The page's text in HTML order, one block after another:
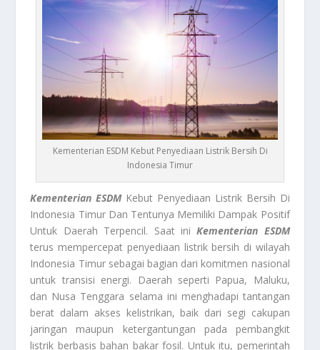
Kementerian ESDM Kebut Penyediaan Listrik Bersih Di
Indonesia Timur
Kementerian ESDMKebut Penyediaan Listrik Bersih Di
Indonesia Timur Dan Tentunya Memiliki Dampak Positif
Untuk Daerah Terpencil. Saat iniKementerian ESDM
terus mempercepat penyediaan listrik bersih di wilayah
Indonesia Timur sebagai bagian dari komitmen nasional
untuk transisi energi. Daerah seperti Papua, Maluku,
dan Nusa Tenggara selama ini menghadapi tantangan
berat dalam akses kelistrikan, baik dari segi cakupan
jaringan maupun ketergantungan pada pembangkit
listrik berbasis bahan bakar fosil. Untuk itu, pemerintah